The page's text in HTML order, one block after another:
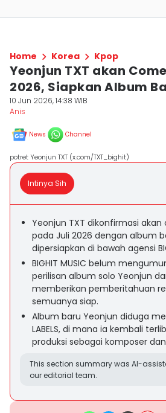
Home Korea Kpop
Yeonjun TXT akan
2026, Siapkan Album
10 Jun 2026, 14:38 WIB
Anis
News Channel
potret Yeonjun TXT (x.com/TXT_bighit)
Intinya Sih
Yeonjun TXT dikonfirmasi
pada Juli 2026 dengan album
dipersiapkan di bawah agensi
BIGHIT MUSIC belum
perilisan album solo Yeonjun
memberikan pemberitahuan
semuanya siap.
Album baru Yeonjun diduga
LABELS, di mana ia kembali
produksi sebagai komposer
This section summary was AI-
our editorial team.